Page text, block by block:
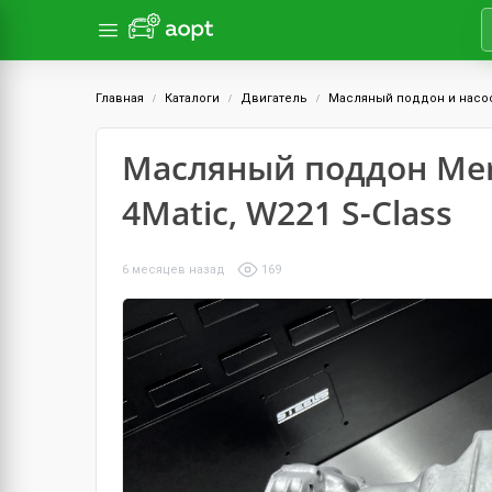
Главная Каталоги Двигатель Масляный поддон и
Масляный поддон
4Matic, W221 S-Class
6 месяцев назад 169